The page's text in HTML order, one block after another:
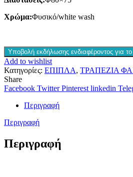
Χρώμα:Φυσικό/white wash
Υποβολή εκδήλωσης ενδιαφέροντος για το
Add to wishlist
Κατηγορίες: ΕΠΙΠΛΑ, ΤΡΑΠΕΖΙΑ
Share
Facebook Twitter Pinterest linkedin
Περιγραφή
Περιγραφή
Περιγραφή